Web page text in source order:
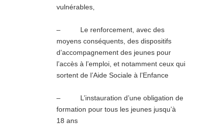
vulnérables,
– Le renforcement, avec des
moyens conséquents, des dispositifs
d’accompagnement des jeunes pour
l’accès à l’emploi, et notamment ceux qui
sortent de l’Aide Sociale à l’Enfance
– L’instauration d’une obligation de
formation pour tous les jeunes jusqu’à
18 ans